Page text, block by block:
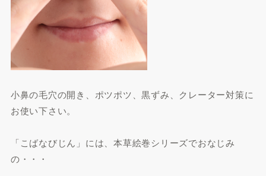
小鼻の毛穴の開き、ポツポツ、黒ずみ、クレーター対策に
お使い下さい。
「こばなびじん」には、本草絵巻シリーズでおなじみ
の・・・